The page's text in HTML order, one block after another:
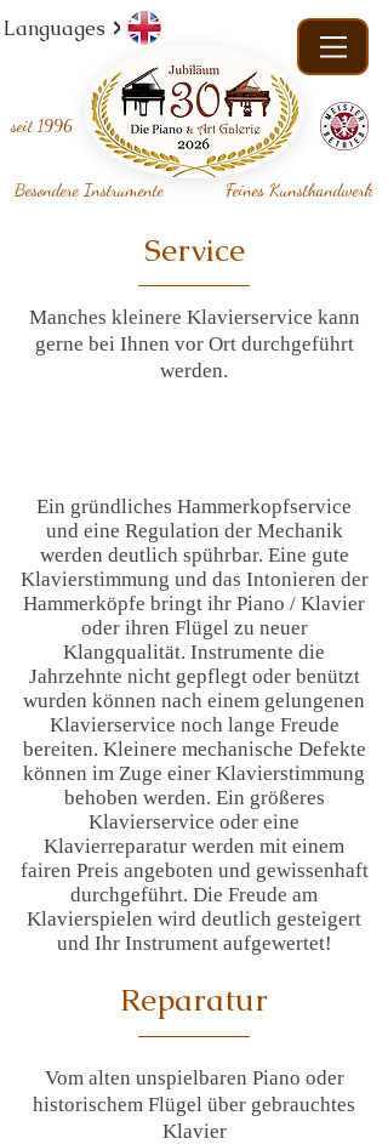
Languages
seit 1996
Besondere Instrumente Feines Kunsthandwerk
Service
Manches kleinere Klavierservice kann
gerne bei Ihnen vor Ort durchgeführt
werden.
Ein gründliches Hammerkopfservice
und eine Regulation der Mechanik
werden deutlich spührbar. Eine gute
Klavierstimmung und das Intonieren der
Hammerköpfe bringt ihr Piano / Klavier
oder ihren Flügel zu neuer
Klangqualität. Instrumente die
Jahrzehnte nicht gepflegt oder benützt
wurden können nach einem gelungenen
Klavierservice noch lange Freude
bereiten. Kleinere mechanische Defekte
können im Zuge einer Klavierstimmung
behoben werden. Ein größeres
Klavierservice oder eine
Klavierreparatur werden mit einem
fairen Preis angeboten und gewissenhaft
durchgeführt. Die Freude am
Klavierspielen wird deutlich gesteigert
und Ihr Instrument aufgewertet!
Reparatur
Vom alten unspielbaren Piano oder
historischem Flügel über gebrauchtes
Klavier